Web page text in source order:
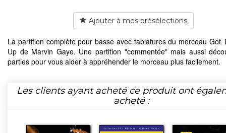
Ajouter à mes présélections
La partition complète pour basse avec tablatures du morceau Got
Up de Marvin Gaye. Une partition "commentée" mais aussi
parties pour vous aider à appréhender le morceau plus facilement.
Les clients ayant acheté ce produit ont
acheté :